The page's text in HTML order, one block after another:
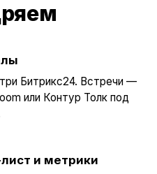
Битрикс24. Встречи —
или Контур Толк под
и метрики